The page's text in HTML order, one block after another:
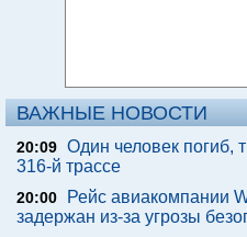
ВАЖНЫЕ НОВОСТИ
20:09 Один человек погиб,
316-й трассе
20:00
Рейс авиакомпании
задержан из-за угрозы